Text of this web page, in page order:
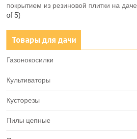
покрытием из резиновой плитки на даче.
of 5)
Товары для дачи
Газонокосилки
Культиваторы
Кусторезы
Пилы цепные